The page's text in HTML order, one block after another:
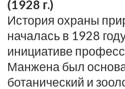
(1928 г.)
История охраны
началась в 1928
инициативе
Манжена был
ботанический и